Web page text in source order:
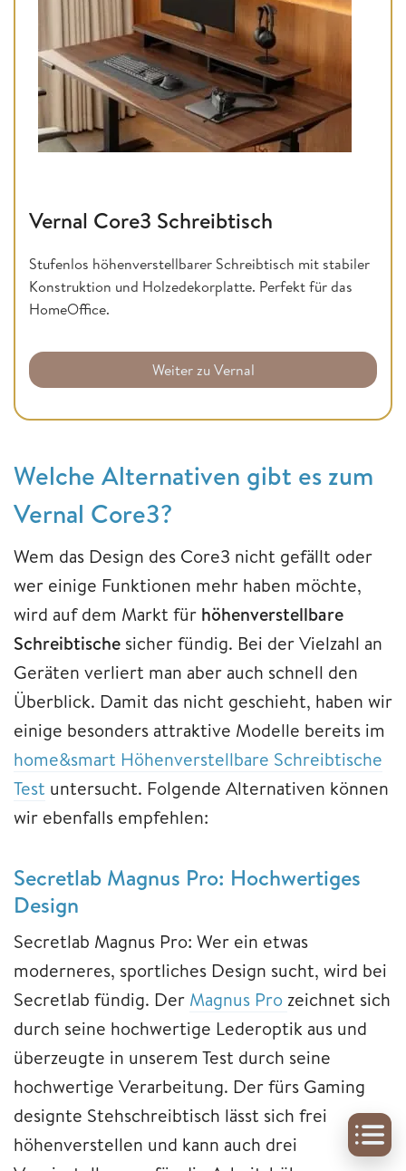
Vernal Core3 Schreibtisch
Stufenlos höhenverstellbarer Schreibtisch mit stabiler
Konstruktion und Holzedekorplatte. Perfekt für das
HomeOffice.
Weiter zu Vernal
Welche Alternativen gibt es zum
Vernal Core3?
Wem das Design des Core3 nicht gefällt oder
wer einige Funktionen mehr haben möchte,
wird auf dem Markt für höhenverstellbare
Schreibtische sicher fündig. Bei der Vielzahl an
Geräten verliert man aber auch schnell den
Überblick. Damit das nicht geschieht, haben wir
einige besonders attraktive Modelle bereits im
home&smart Höhenverstellbare Schreibtische
Test untersucht. Folgende Alternativen können
wir ebenfalls empfehlen:
Secretlab Magnus Pro: Hochwertiges
Design
Secretlab Magnus Pro: Wer ein etwas
moderneres, sportliches Design sucht, wird bei
Secretlab fündig. Der Magnus Prozeichnet sich
durch seine hochwertige Lederoptik aus und
überzeugte in unserem Test durch seine
hochwertige Verarbeitung. Der fürs Gaming
designte Stehschreibtisch lässt sich frei
höhenverstellen und kann auch drei